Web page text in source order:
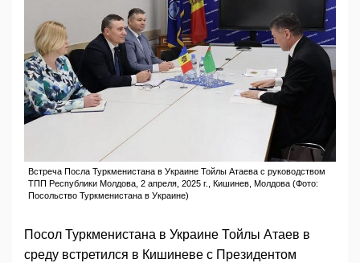
Встреча Посла Туркменистана в Украине Тойлы Атаева с руководством
ТПП Республики Молдова, 2 апреля, 2025 г., Кишинев, Молдова (Фото:
Посольство Туркменистана в Украине)
Посол Туркменистана в Украине Тойлы Атаев в
среду встретился в Кишиневе с Президентом